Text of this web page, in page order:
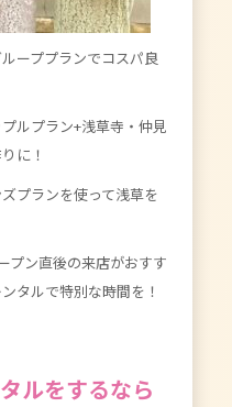
ーププランでコスパ良
ルプラン+浅草寺・仲見
に！
プランを使って浅草を
プン直後の来店がおすす
タルで特別な時間を！
ルをするなら